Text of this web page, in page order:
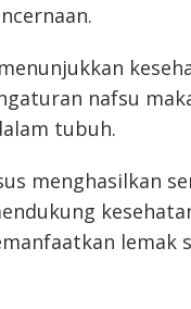
nafsu
tubuh.
menghasilkan
lemak